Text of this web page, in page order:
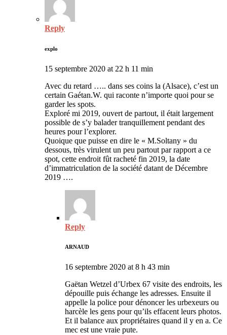
Reply
explo
15 septembre 2020 at 22 h 11 min
Avec du retard ….. dans ses coins la (Alsace), c’est un
certain Gaétan.W. qui raconte n’importe quoi pour se
garder les spots.
Exploré mi 2019, ouvert de partout, il était largement
possible de s’y balader tranquillement pendant des
heures pour l’explorer.
Quoique que puisse en dire le « M.Soltany » du
dessous, très virulent un peu partout par rapport a ce
spot, cette endroit fût racheté fin 2019, la date
d’immatriculation de la société datant de Décembre
2019 ….
Reply
ARNAUD
16 septembre 2020 at 8 h 43 min
Gaëtan Wetzel d’Urbex 67 visite des endroits, les
dépouille puis échange les adresses. Ensuite il
appelle la police pour dénoncer les urbexeurs ou
harcèle les gens pour qu’ils effacent leurs photos.
Et il balance aux propriétaires quand il y en a. Ce
mec est une vraie pute.